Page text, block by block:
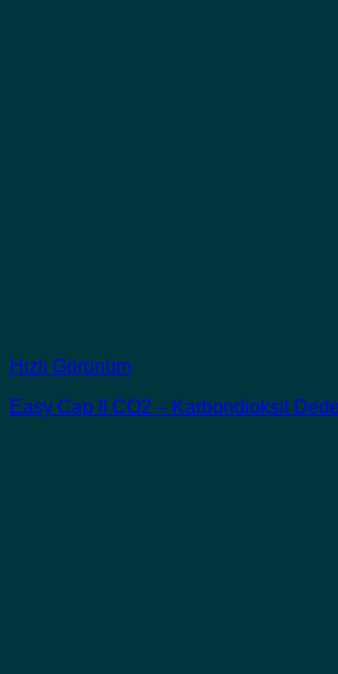
Hızlı Görünüm
Easy Cap II CO2 – Karbondioksit